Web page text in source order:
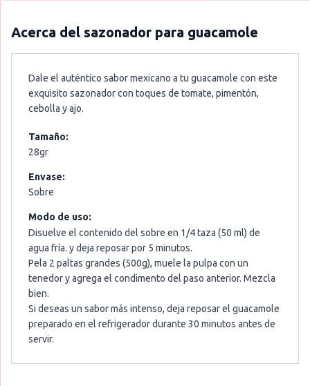
Acerca del sazonador para guacamole
Dale el auténtico sabor mexicano a tu guacamole con este
exquisito sazonador con toques de tomate, pimentón,
cebolla y ajo.
Tamaño:
28gr
Envase:
Sobre
Modo de uso:
Disuelve el contenido del sobre en 1/4 taza (50 ml) de
agua fría. y deja reposar por 5 minutos.
Pela 2 paltas grandes (500g), muele la pulpa con un
tenedor y agrega el condimento del paso anterior. Mezcla
bien.
Si deseas un sabor más intenso, deja reposar el guacamole
preparado en el refrigerador durante 30 minutos antes de
servir.